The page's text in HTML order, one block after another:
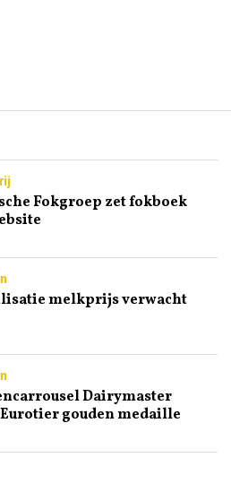
Fokgroep zet fokboek
melkprijs verwacht
Dairymaster
gouden medaille